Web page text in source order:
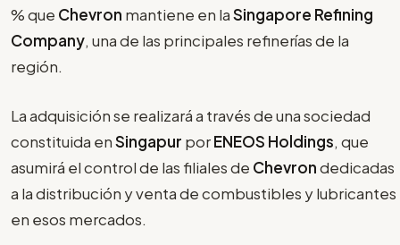
% que Chevron mantiene en laSingapore Refining
Company, una de las principales refinerías de la
región.
La adquisición se realizará a través de una sociedad
constituida enSingapur porENEOS Holdings, que
asumirá el control de las filiales de Chevrondedicadas
a la distribución y venta de combustibles y lubricantes
en esos mercados.